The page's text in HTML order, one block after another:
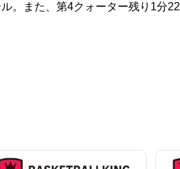
。また、第4クォーター残り1分22